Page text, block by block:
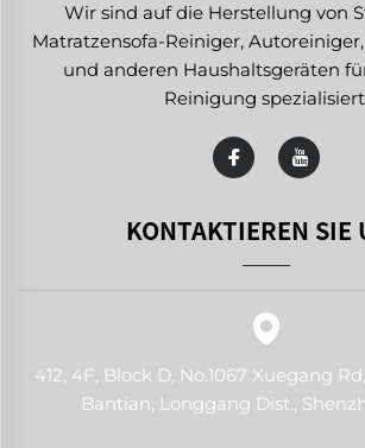
Wir sind auf die Herstellung von
Matratzensofa-Reiniger,
und anderen Haushaltsgeräten
Reinigung
KONTAKTIEREN SIE
412, 4F, Block D, No.1067 Xuegang
Bantian, Longgang Dist.,